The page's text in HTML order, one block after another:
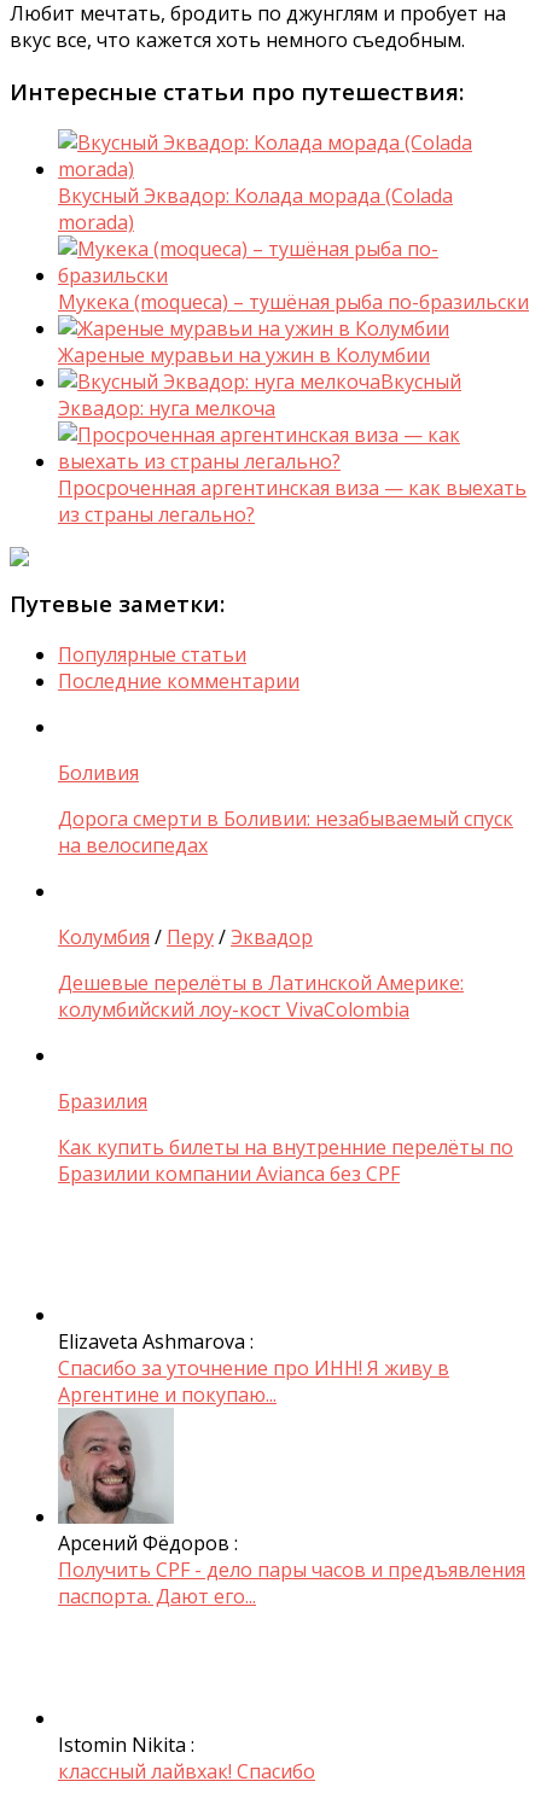
Любит мечтать, бродить по джунглям и пробует на
вкус все, что кажется хоть немного съедобным.
Интересные статьи про путешествия:
Вкусный Эквадор: Колада морада (Colada
morada)
Мукека (moqueca) – тушёная рыба по-бразильски
Жареные муравьи на ужин в Колумбии
Вкусный
Эквадор: нуга мелкоча
Просроченная аргентинская виза — как выехать
из страны легально?
Путевые заметки:
Популярные статьи
Последние комментарии
Боливия
Дорога смерти в Боливии: незабываемый спуск
на велосипедах
Колумбия / Перу/Эквадор
Дешевые перелёты в Латинской Америке:
колумбийский лоу-кост VivaColombia
Бразилия
Как купить билеты на внутренние перелёты по
Бразилии компании Avianca без CPF
Elizaveta Ashmarova :
Спасибо за уточнение про ИНН! Я живу в
Аргентине и покупаю...
Арсений Фёдоров :
Получить CPF - дело пары часов и предъявления
паспорта. Дают его...
Istomin Nikita :
классный лайвхак! Спасибо